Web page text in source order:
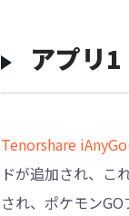
アプリ
Tenorshare iAnyGo
ドが追加され、こ
され、ポケモン